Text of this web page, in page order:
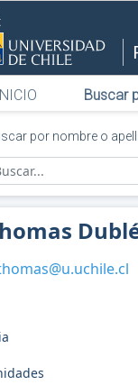
Buscar
por nombre o